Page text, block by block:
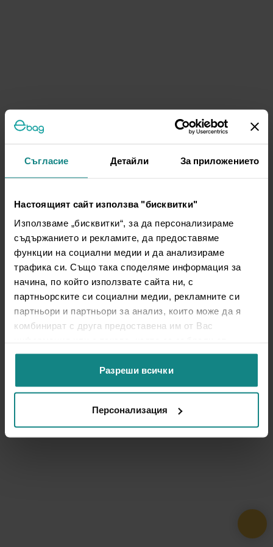
Съгласие Детайли За приложението
Настоящият сайт използва "бисквитки"
Използваме „бисквитки“, за да персонализираме
съдържанието и рекламите, да предоставяме
функции на социални медии и да анализираме
трафика си. Също така споделяме информация за
начина, по който използвате сайта ни, с
партньорските си социални медии, рекламните си
партньори и партньори за анализ, които може да я
комбинират с друга предоставена им от Вас
ползването от Ваша страна на услугите им.
Разреши всички
Персонализация